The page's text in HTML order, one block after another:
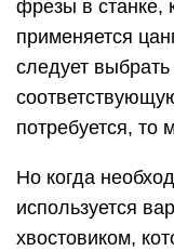
фрезы в станке,
применяется
следует
потребуется, то
Но когда
используется
хвостовиком,